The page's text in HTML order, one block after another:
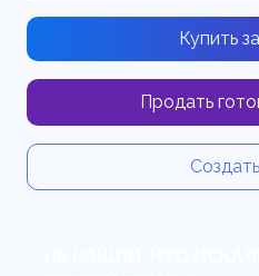
Купить
Продать